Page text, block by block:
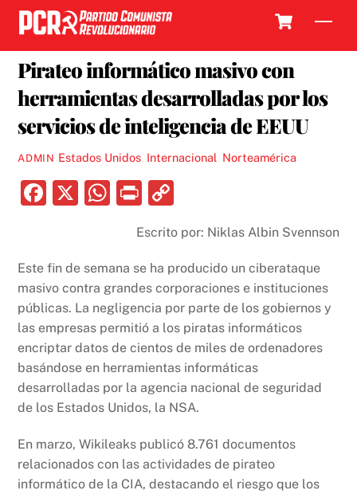
Skip
content
Pirateo informático masivo con
herramientas desarrolladas por los
servicios de inteligencia de EEUU
ADMIN Estados Unidos, Internacional Norteamérica
F
e
b
o
o
k
X
W
s
A
p
p
P
nt p
y
Li
n
k
Escrito por: Niklas Albin Svennson
Este fin de semana se ha producido un ciberataque
masivo contra grandes corporaciones e instituciones
públicas. La negligencia por parte de los gobiernos y
las empresas permitió a los piratas informáticos
encriptar datos de cientos de miles de ordenadores
basándose ​​en herramientas informáticas
desarrolladas por la agencia nacional de seguridad
de los Estados Unidos, la NSA.
En marzo, Wikileaks publicó 8.761 documentos
relacionados con las actividades de pirateo
informático de la CIA, destacando el riesgo que los